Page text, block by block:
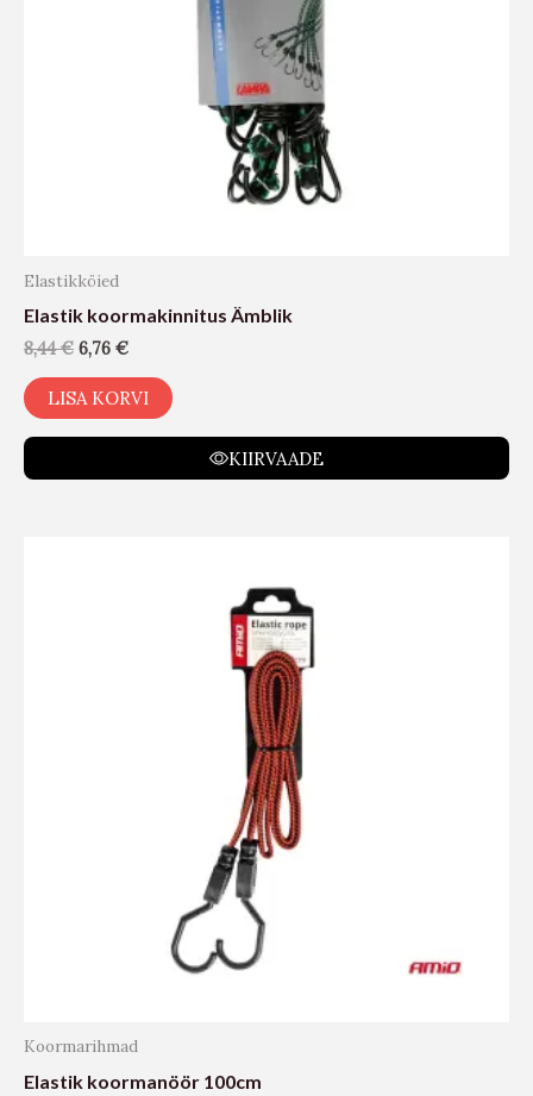
Elastikköied
Elastik koormakinnitus Ämblik
8,44€ 6,76 €
LISA KORVI
KIIRVAADE
Koormarihmad
Elastik koormanöör 100cm